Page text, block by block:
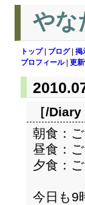
やな
トップ| ブログ| 掲
プロフィール| 更
［/Diary
朝食：
昼食：
夕食：
今日も9